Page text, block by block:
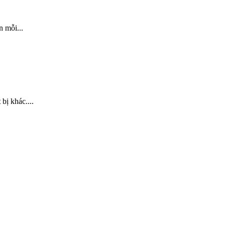
mỗi...
bị khác....